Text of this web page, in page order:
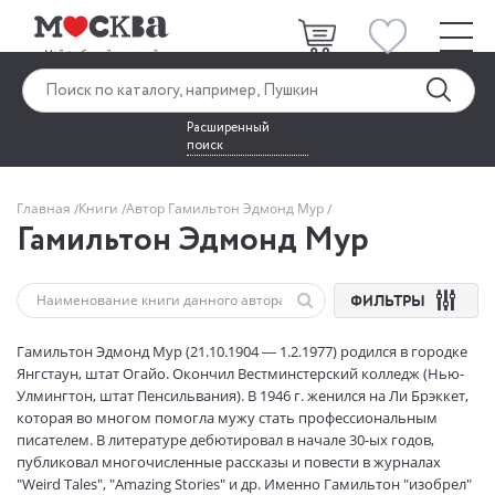
Расширенный
поиск
Главная Книги Автор Гамильтон Эдмонд Мур
Гамильтон Эдмонд Мур
ФИЛЬТРЫ
Гамильтон Эдмонд Мур (21.10.1904 — 1.2.1977) родился в городке
Янгстаун, штат Огайо. Окончил Вестминстерский колледж (Нью-
Улмингтон, штат Пенсильвания). В 1946 г. женился на Ли Брэккет,
которая во многом помогла мужу стать профессиональным
писателем. В литературе дебютировал в начале 30-ых годов,
публиковал многочисленные рассказы и повести в журналах
"Weird Tales", "Amazing Stories" и др. Именно Гамильтон "изобрел"